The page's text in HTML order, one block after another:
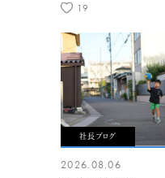
19
社長ブログ
2026.08.06